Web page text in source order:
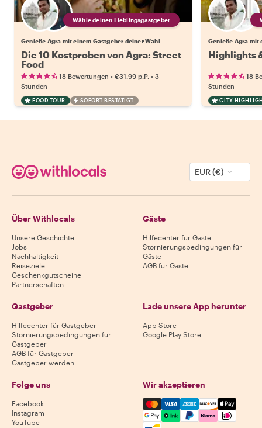
Wähle deinen Lieblingsgastgeber
Genieße Agra mit einem Gastgeber deiner Wahl
Die 10 Kostproben von Agra: Street
Food
18 Bewertungen • €31.99 p.P. • 3
Stunden
FOOD TOUR SOFORT BESTÄTIGT
Genieße Agra mit
Highlights
18
Stunden
CITY
EUR (€)
Über Withlocals
Unsere Geschichte
Jobs
Nachhaltigkeit
Reiseziele
Geschenkgutscheine
Partnerschaften
Gäste
Hilfecenter für Gäste
Stornierungsbedingungen für
Gäste
AGB für Gäste
Gastgeber
Hilfecenter für Gastgeber
Stornierungsbedingungen für
Gastgeber
AGB für Gastgeber
Gastgeber werden
Lade unsere App herunter
App Store
Google Play Store
Folge uns
Facebook
Instagram
YouTube
Wir akzeptieren
Mastercard, Visa, Amex,